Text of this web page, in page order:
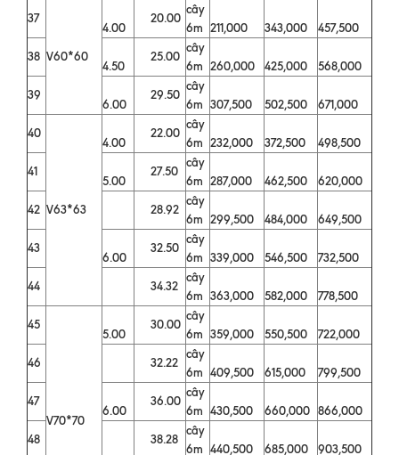
37
V60*60
4.00
20.00
cây
6m 211,000 343,000
457,500
38
4.50
25.00
cây
6m 260,000 425,000
568,000
39
6.00
29.50
cây
6m 307,500 502,500
671,000
40
V63*63
4.00
22.00
cây
6m 232,000 372,500
498,500
41
5.00
27.50
cây
6m 287,000 462,500
620,000
42
28.92
cây
6m 299,500 484,000
649,500
43
6.00
32.50
cây
6m 339,000 546,500
732,500
44
34.32
cây
6m 363,000 582,000
778,500
45
V70*70
5.00
30.00
cây
6m 359,000 550,500
722,000
46
32.22
cây
6m 409,500 615,000
799,500
47
6.00
36.00
cây
6m 430,500 660,000 866,000
48
38.28
cây
6m 440,500 685,000
903,500